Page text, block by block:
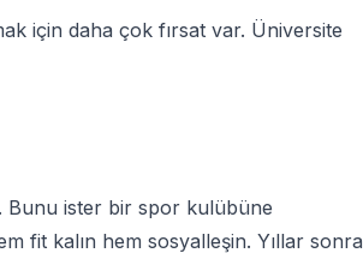
için daha çok fırsat var. Üniversite
Bunu ister bir spor kulübüne
fit kalın hem sosyalleşin. Yıllar sonra